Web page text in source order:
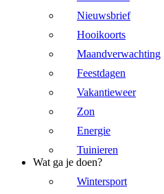
Nieuwsbrief
Hooikoorts
Maandverwachting
Feestdagen
Vakantieweer
Zon
Energie
Tuinieren
Wat ga je doen?
Wintersport